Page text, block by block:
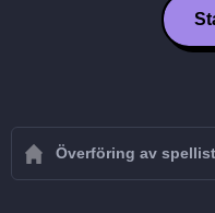
Överföring av